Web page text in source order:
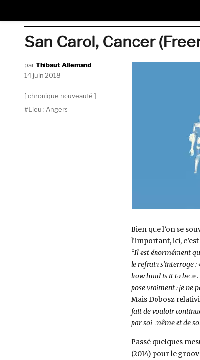
San Carol, Cancer
Bien que l’on se
l’important, ici,
“Il est énormément
le refrain s’interroge
how hard is it to be ».
pose vraiment : je ne
Mais Dobosz
fait de vouloir
par soi-même et de
Passé quelques
(2014) pour le
AuteurThibaut Allemand
Publié
le
14 juin 2018
Catégories
chronique nouveauté
Étiquettes
Lieu : Angers